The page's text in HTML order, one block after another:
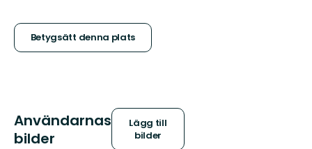
stjärnor
Betygsätt denna plats
Användarnas
bilder
Lägg till
bilder